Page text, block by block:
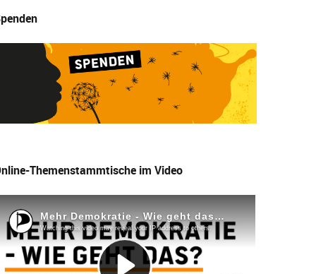
Themenstammtische im Video